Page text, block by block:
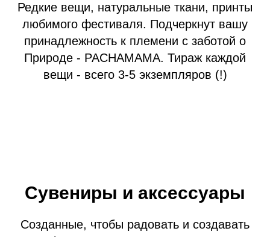
Редкие вещи, натуральные ткани, принты
любимого фестиваля. Подчеркнут вашу
принадлежность к племени c заботой о
Природе - PACHAMAMA. Тираж каждой
вещи - всего 3-5 экземпляров (!)
Сувениры и аксессуары
Созданные, чтобы радовать и создавать